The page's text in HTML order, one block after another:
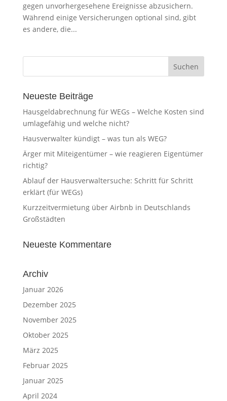
gegen unvorhergesehene Ereignisse abzusichern.
Während einige Versicherungen optional sind, gibt
es andere, die...
Neueste Beiträge
Hausgeldabrechnung für WEGs – Welche Kosten sind
umlagefähig und welche nicht?
Hausverwalter kündigt – was tun als WEG?
Ärger mit Miteigentümer – wie reagieren Eigentümer
richtig?
Ablauf der Hausverwaltersuche: Schritt für Schritt
erklärt (für WEGs)
Kurzzeitvermietung über Airbnb in Deutschlands
Großstädten
Neueste Kommentare
Archiv
Januar 2026
Dezember 2025
November 2025
Oktober 2025
März 2025
Februar 2025
Januar 2025
April 2024